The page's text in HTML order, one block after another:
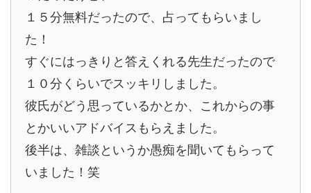
１５分無料だったので、占ってもらいまし
た！
すぐにはっきりと答えくれる先生だったので
１０分くらいでスッキリしました。
彼氏がどう思っているかとか、これからの事
とかいいアドバイスもらえました。
後半は、雑談というか愚痴を聞いてもらって
いました！笑